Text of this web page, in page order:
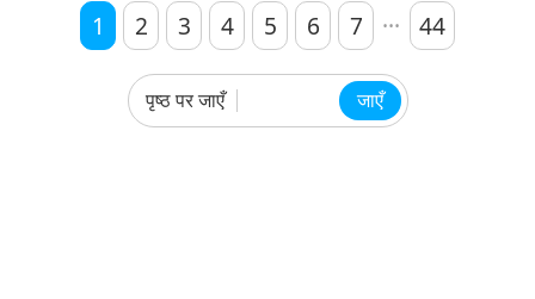
1 2 3 4 5 6 7 ... 44
पृष्ठ पर जाएँ जाएँ